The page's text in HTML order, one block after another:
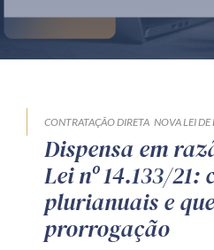
Produtos e
Orientação
Mentoria
CONTRATAÇÃO DIRETA NOVA LEI DE
Dispensa em
Lei nº 14.133/
plurianuais e
prorrogação